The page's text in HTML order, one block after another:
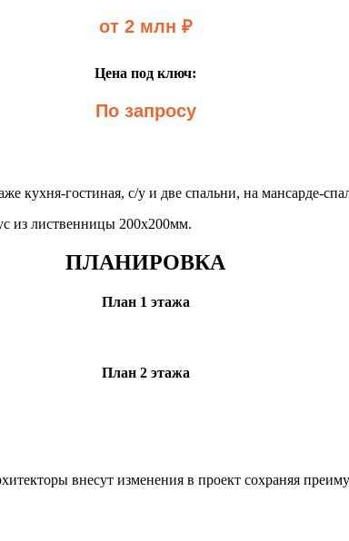
от 2 млн ₽
Цена под ключ:
По запросу
кухня-гостиная, с/у и две спальни, на мансарде-
из лиственницы 200х200мм.
ПЛАНИРОВКА
План 1 этажа
План 2 этажа
внесут изменения в проект сохраняя